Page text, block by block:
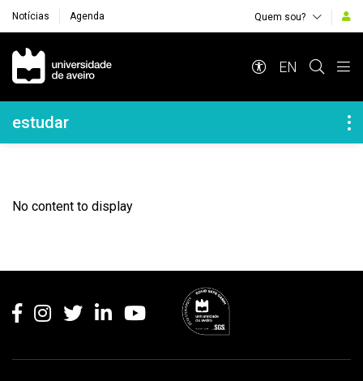
Notícias Agenda Quem sou?
Navegação Principal
EN
Navegação Lateral
estudar
No content to display